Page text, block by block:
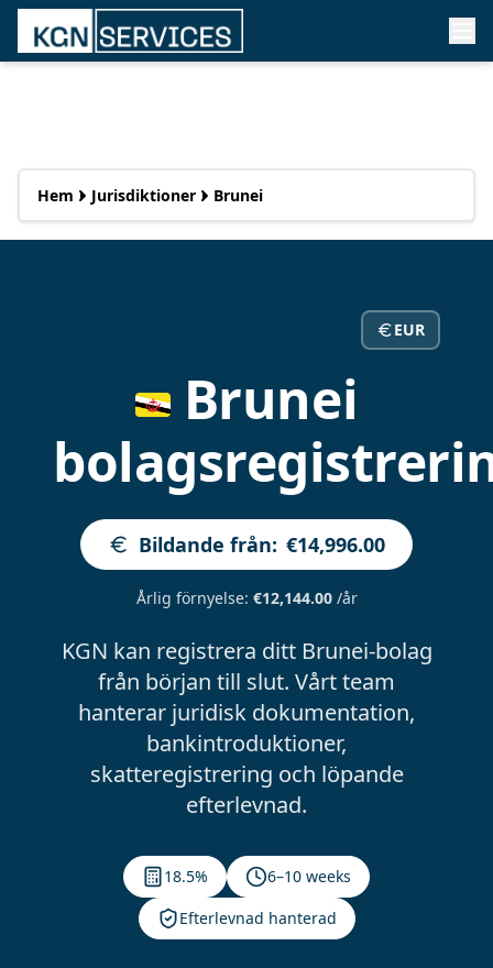
Hem Jurisdiktioner Brunei
EUR
Brunei
Bildande från: €14,996.00
Årlig förnyelse: €12,144.00 /år
KGN kan registrera ditt Brunei-bolag
från början till slut. Vårt team
hanterar juridisk dokumentation,
bankintroduktioner,
skatteregistrering och löpande
efterlevnad.
18.5%
6–10 weeks
Efterlevnad hanterad